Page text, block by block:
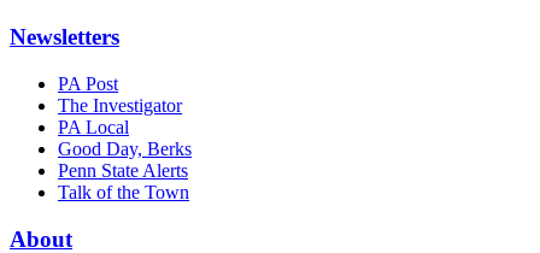
Newsletters
PA Post
The Investigator
PA Local
Good Day, Berks
Penn State Alerts
Talk of the Town
About